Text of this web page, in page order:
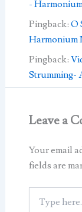
-
Pingback: O
Harmonium
Pingback:
Strumming-
Leave a
Your email
fields are
here..